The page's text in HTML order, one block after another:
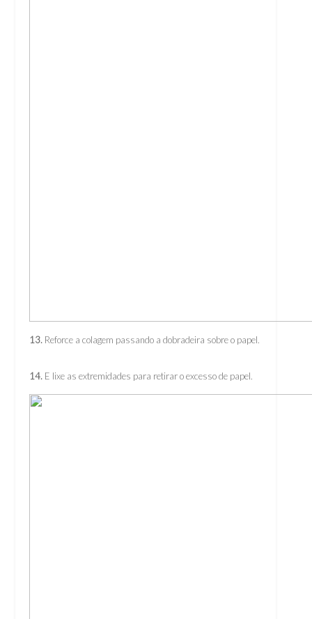
13. Reforce a colagem passando a dobradeira sobre o papel.
14. E lixe as extremidades para retirar o excesso de papel.